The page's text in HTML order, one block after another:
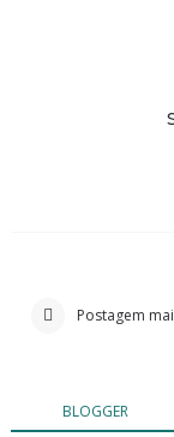
Postagem
BLOGGER